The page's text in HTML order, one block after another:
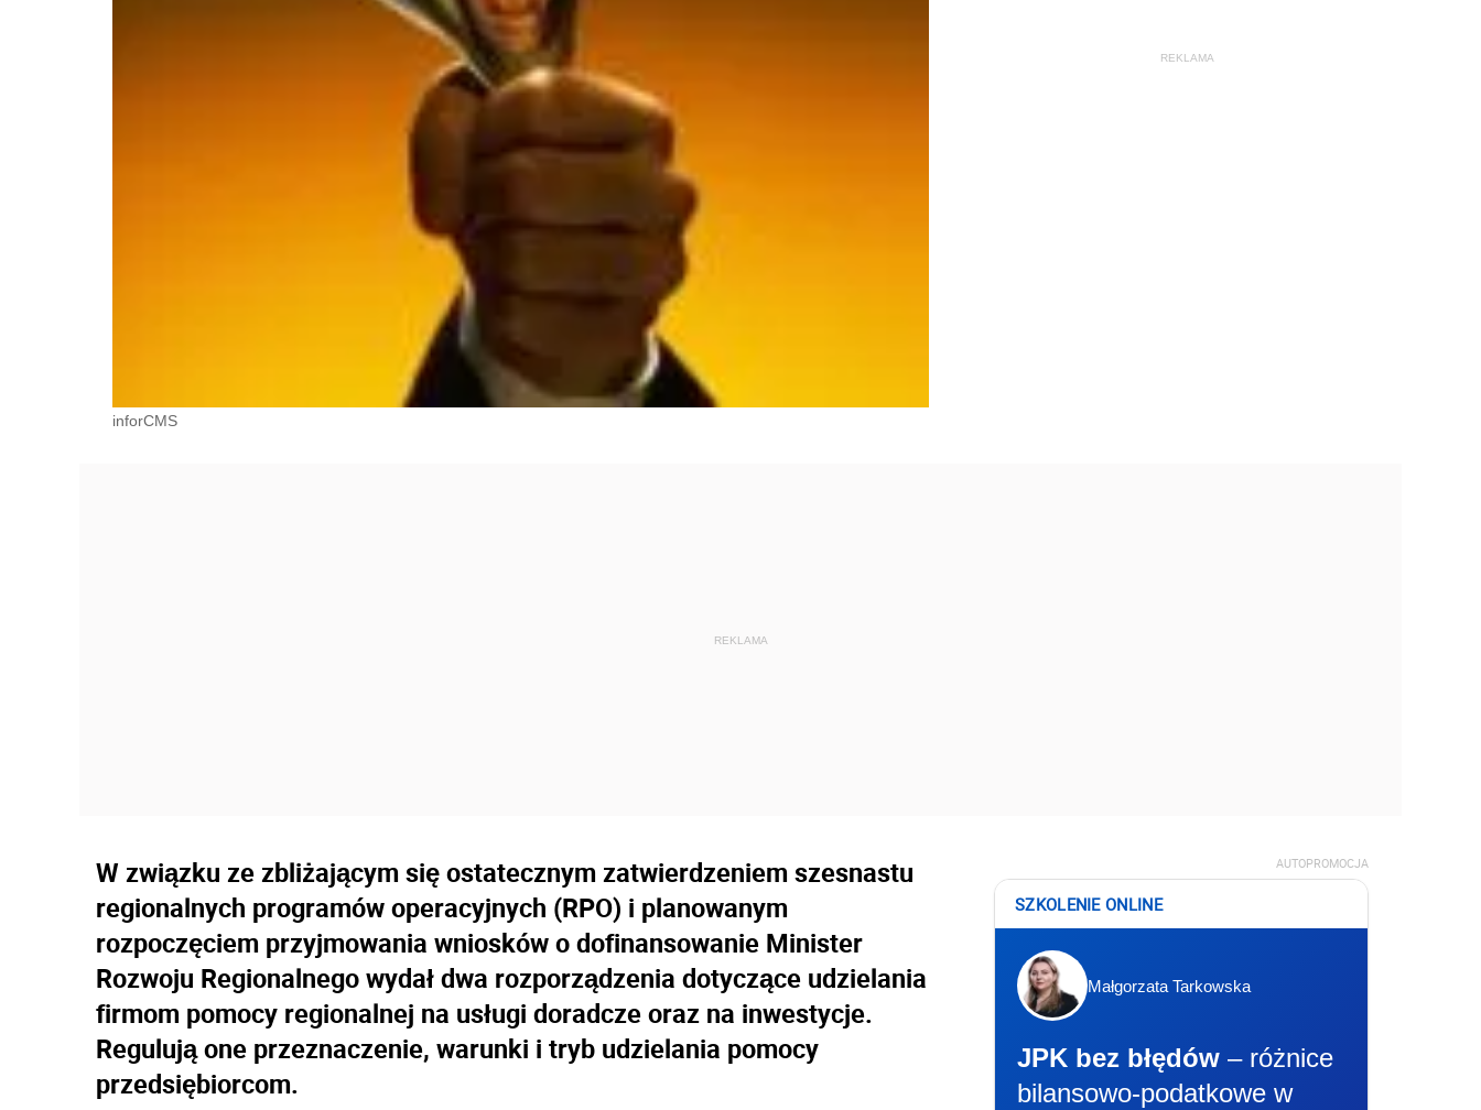
inforCMS
W związku ze zbliżającym się ostatecznym zatwierdzeniem szesnastu
regionalnych programów operacyjnych (RPO) i planowanym
rozpoczęciem przyjmowania wniosków o dofinansowanie Minister
Rozwoju Regionalnego wydał dwa rozporządzenia dotyczące udzielania
firmom pomocy regionalnej na usługi doradcze oraz na inwestycje.
Regulują one przeznaczenie, warunki i tryb udzielania pomocy
przedsiębiorcom.
AUTOPROMOCJA
SZKOLENIE ONLINE
Małgorzata Tarkowska
JPK bez błędów – różnice
bilansowo-podatkowe w